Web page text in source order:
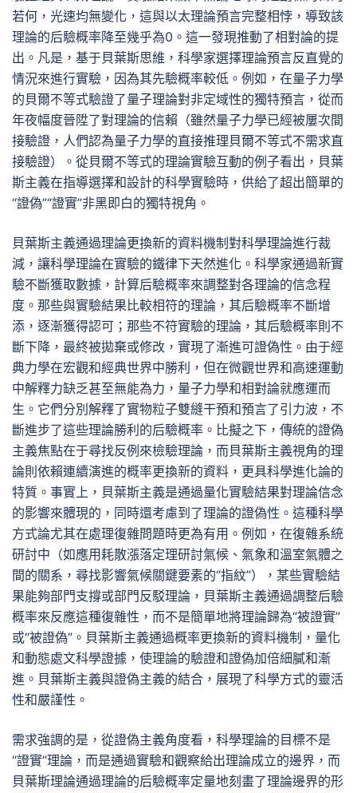
若何，光速均無變化，這與以太理論預言完整相悖，導致該
理論的后驗概率降至幾乎為0。這一發現推動了相對論的提
出。凡是，基于貝葉斯思維，科學家選擇理論預言反直覺的
情況來進行實驗，因為其先驗概率較低。例如，在量子力學
的貝爾不等式驗證了量子理論對非定域性的獨特預言，從而
年夜幅度晉陞了對理論的信賴（雖然量子力學已經被屢次間
接驗證，人們認為量子力學的直接推理貝爾不等式不需求直
接驗證）。從貝爾不等式的理論實驗互動的例子看出，貝葉
斯主義在指導選擇和設計的科學實驗時，供給了超出簡單的
“證偽”“證實”非黑即白的獨特視角。
貝葉斯主義通過理論更換新的資料機制對科學理論進行裁
減，讓科學理論在實驗的鐵律下天然進化。科學家通過新實
驗不斷獲取數據，計算后驗概率來調整對各理論的信念程
度。那些與實驗結果比較相符的理論，其后驗概率不斷增
添，逐漸獲得認可；那些不符實驗的理論，其后驗概率則不
斷下降，最終被拋棄或修改，實現了漸進可證偽性。由于經
典力學在宏觀和經典世界中勝利，但在微觀世界和高速運動
中解釋力缺乏甚至無能為力，量子力學和相對論就應運而
生。它們分別解釋了實物粒子雙縫干預和預言了引力波，不
斷進步了這些理論勝利的后驗概率。比擬之下，傳統的證偽
主義焦點在于尋找反例來檢驗理論，而貝葉斯主義視角的理
論則依賴連續演進的概率更換新的資料，更具科學進化論的
特質。事實上，貝葉斯主義是通過量化實驗結果對理論信念
的影響來體現的，同時還考慮到了理論的證偽性。這種科學
方式論尤其在處理復雜問題時更為有用。例如，在復雜系統
研討中（如應用耗散漲落定理研討氣候、氣象和溫室氣體之
間的關系，尋找影響氣候關鍵要素的“指紋”），某些實驗結
果能夠部門支撐或部門反駁理論，貝葉斯主義通過調整后驗
概率來反應這種復雜性，而不是簡單地將理論歸為“被證實”
或“被證偽”。貝葉斯主義通過概率更換新的資料機制，量化
和動態處文科學證據，使理論的驗證和證偽加倍細膩和漸
進。貝葉斯主義與證偽主義的結合，展現了科學方式的靈活
性和嚴謹性。
需求強調的是，從證偽主義角度看，科學理論的目標不是
“證實”理論，而是通過實驗和觀察給出理論成立的邊界，而
貝葉斯理論通過理論的后驗概率定量地刻畫了理論邊界的形